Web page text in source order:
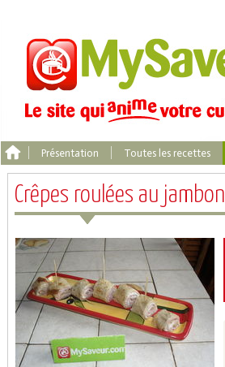
Présentation Toutes les recettes
Crêpes roulées au jambon